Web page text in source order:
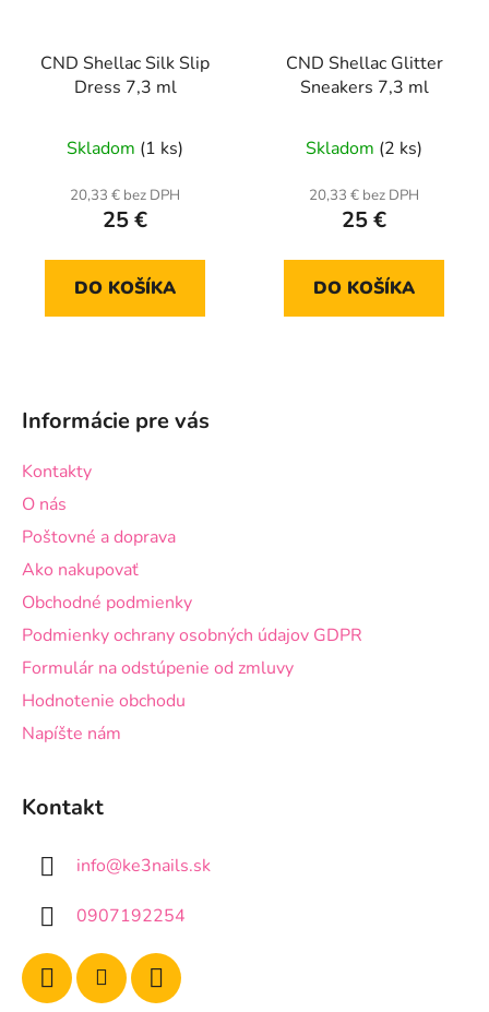
CND Shellac Silk Slip
Dress 7,3 ml
Skladom (1 ks)
20,33 € bez DPH
25 €
DO KOŠÍKA
CND Shellac Glitter
Sneakers 7,3 ml
Skladom (2 ks)
20,33 € bez DPH
25 €
DO KOŠÍKA
Informácie pre vás
Kontakty
O nás
Poštovné a doprava
Ako nakupovať
Obchodné podmienky
Podmienky ochrany osobných údajov GDPR
Formulár na odstúpenie od zmluvy
Hodnotenie obchodu
Napíšte nám
Kontakt
info@ke3nails.sk
0907192254